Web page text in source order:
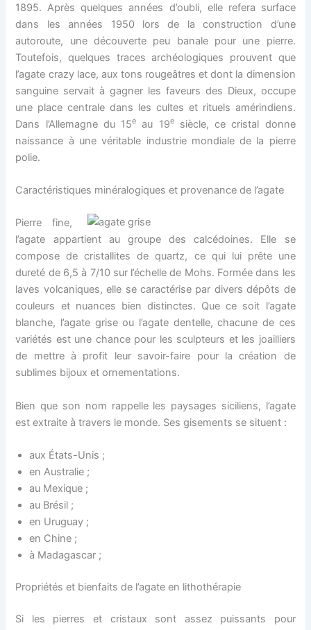
1895. Après quelques années d’oubli, elle refera surface
dans les années 1950 lors de la construction d’une
autoroute, une découverte peu banale pour une pierre.
Toutefois, quelques traces archéologiques prouvent que
l’agate crazy lace, aux tons rougeâtres et dont la dimension
sanguine servait à gagner les faveurs des Dieux, occupe
une place centrale dans les cultes et rituels amérindiens.
Dans l’Allemagne du 15e au 19esiècle, ce cristal donne
naissance à une véritable industrie mondiale de la pierre
polie.
Caractéristiques minéralogiques et provenance de l’agate
Pierre fine,
l’agate appartient au groupe des calcédoines. Elle se
compose de cristallites de quartz, ce qui lui prête une
dureté de 6,5 à 7/10 sur l’échelle de Mohs. Formée dans les
laves volcaniques, elle se caractérise par divers dépôts de
couleurs et nuances bien distinctes. Que ce soit l’agate
blanche, l’agate grise ou l’agate dentelle, chacune de ces
variétés est une chance pour les sculpteurs et les joailliers
de mettre à profit leur savoir-faire pour la création de
sublimes bijoux et ornementations.
Bien que son nom rappelle les paysages siciliens, l’agate
est extraite à travers le monde. Ses gisements se situent :
aux États-Unis ;
en Australie ;
au Mexique ;
au Brésil ;
en Uruguay ;
en Chine ;
à Madagascar ;
Propriétés et bienfaits de l’agate en lithothérapie
Si les pierres et cristaux sont assez puissants pour